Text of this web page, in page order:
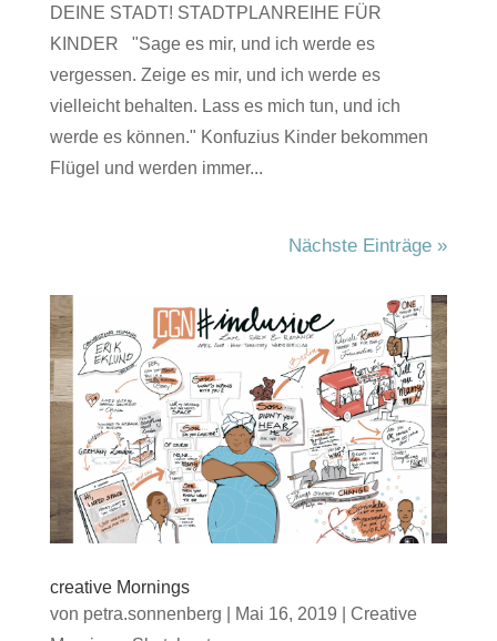
DEINE STADT! STADTPLANREIHE FÜR
KINDER "Sage es mir, und ich werde es
vergessen. Zeige es mir, und ich werde es
vielleicht behalten. Lass es mich tun, und ich
werde es können." Konfuzius Kinder bekommen
Flügel und werden immer...
Nächste Einträge »
creative Mornings
von petra.sonnenberg Mai 16, 2019
Creative